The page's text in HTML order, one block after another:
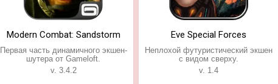
Modern Combat: Sandstorm
Первая часть динамичного экшен-
шутера от Gameloft.
v. 3.4.2
Eve Special Forces
Неплохой футуристический экшен
с видом сверху.
v. 1.4